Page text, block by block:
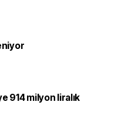
914 milyon liralık